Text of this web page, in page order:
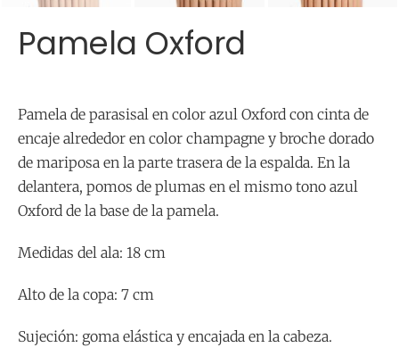
Pamela Oxford
Pamela de parasisal en color azul Oxford con cinta de
encaje alrededor en color champagne y broche dorado
de mariposa en la parte trasera de la espalda. En la
delantera, pomos de plumas en el mismo tono azul
Oxford de la base de la pamela.
Medidas del ala: 18 cm
Alto de la copa: 7 cm
Sujeción: goma elástica y encajada en la cabeza.